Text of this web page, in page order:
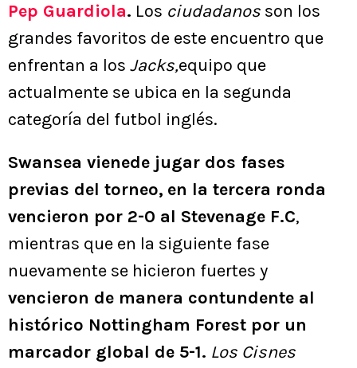
Pep Guardiola. Los ciudadanos son los
grandes favoritos de este encuentro que
enfrentan a los Jacks,equipo que
actualmente se ubica en la segunda
categoría del futbol inglés.
Swansea vienede jugar dos fases
previas del torneo, en la tercera ronda
vencieron por 2-0 al Stevenage F.C,
mientras que en la siguiente fase
nuevamente se hicieron fuertes y
vencieron de manera contundente al
histórico Nottingham Forest por un
marcador global de 5-1. Los Cisnes